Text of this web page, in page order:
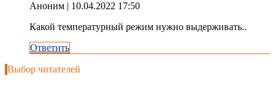
Аноним | 10.04.2022 17:50
Какой температурный режим нужно выдерживать..
Ответить
Выбор читателей